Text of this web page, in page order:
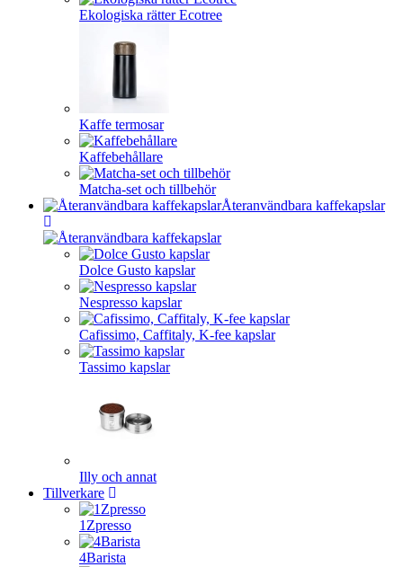
Ekologiska rätter Ecotree
Kaffe termosar
Kaffebehållare
Matcha-set och tillbehör
Återanvändbara kaffekapslar
Dolce Gusto kapslar
Nespresso kapslar
Cafissimo, Caffitaly, K-fee kapslar
Tassimo kapslar
Illy och annat
Tillverkare
1Zpresso
4Barista